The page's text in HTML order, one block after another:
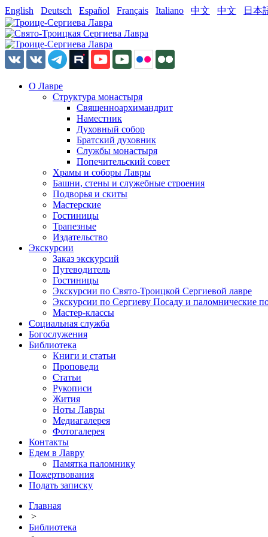
English Deutsch Español Français Italiano 中文 中文 日本
О Лавре
Структура монастыря
Священноархимандрит
Наместник
Духовный собор
Братский духовник
Службы монастыря
Попечительский совет
Храмы и соборы Лавры
Башни, стены и служебные строения
Подворья и скиты
Мастерские
Гостиницы
Трапезные
Издательство
Экскурсии
Заказ экскурсий
Путеводитель
Гостиницы
Экскурсии по Свято-Троицкой Сергиевой лавре
Экскурсии по Сергиеву Посаду и паломнические
Мастер-классы
Социальная служба
Богослужения
Библиотека
Книги и статьи
Проповеди
Статьи
Рукописи
Жития
Ноты Лавры
Медиагалерея
Фотогалерея
Контакты
Едем в Лавру
Памятка паломнику
Пожертвования
Подать записку
Главная
>
Библиотека